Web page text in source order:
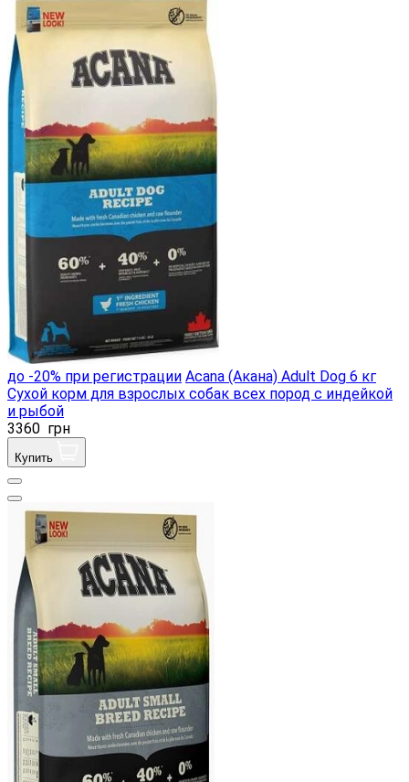
до -20% при регистрации Acana (Акана) Adult Dog 6 кг
Сухой корм для взрослых собак всех пород с индейкой
и рыбой
3360 грн
Купить